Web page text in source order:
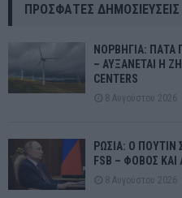
ΠΡΌΣΦΑΤΕΣ ΔΗΜΟΣΙΕΎΣΕΙΣ
ΝΟΡΒΗΓΙΑ: ΠΑΤΑ
– ΑΥΞΑΝΕΤΑΙ Η
CENTERS
8 Αυγούστου 2026
ΡΩΣΙΑ: Ο ΠΟΥΤΙΝ
FSB – ΦΟΒΟΣ
8 Αυγούστου 2026